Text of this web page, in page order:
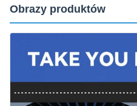
Obrazy produktów